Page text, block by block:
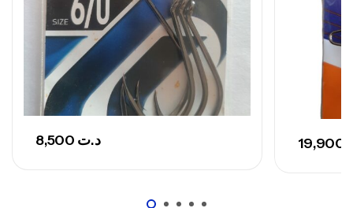
Canne Sunset Secret Cove 420 Cm 100
– 300 G
Cannes,Surfcasting
د.ت
د.ت